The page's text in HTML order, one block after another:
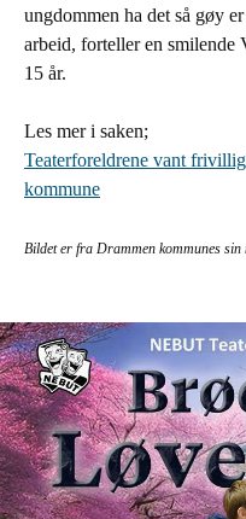
ungdommen ha det så gøy
arbeid, forteller en
15 år.
Les mer i saken;
Teaterforeldrene vant
kommune
Bildet er fra Drammen kommunes sin